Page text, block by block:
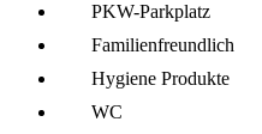
PKW-Parkplatz
Familien­freundlich
Hygiene Produkte
WC